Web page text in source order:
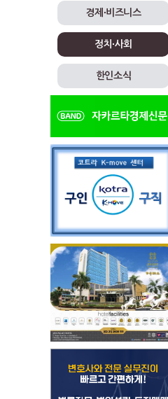
경제∙비즈니스
정치∙사회
한인소식